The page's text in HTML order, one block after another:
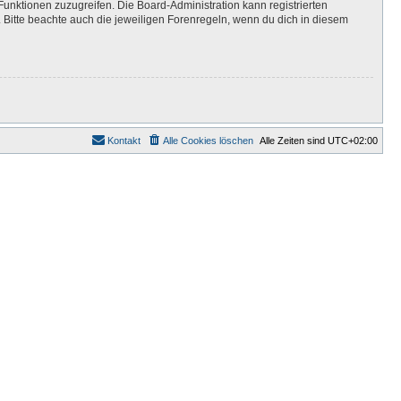
zuzugreifen. Die Board-Administration kann registrierten
beachte auch die jeweiligen Forenregeln, wenn du dich in diesem
Alle Zeiten sind UTC+02:00
Alle Cookies löschen
Kontakt